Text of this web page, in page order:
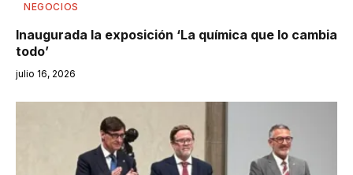
NEGOCIOS
Inaugurada la exposición ‘La química que lo cambia
todo’
julio 16, 2026